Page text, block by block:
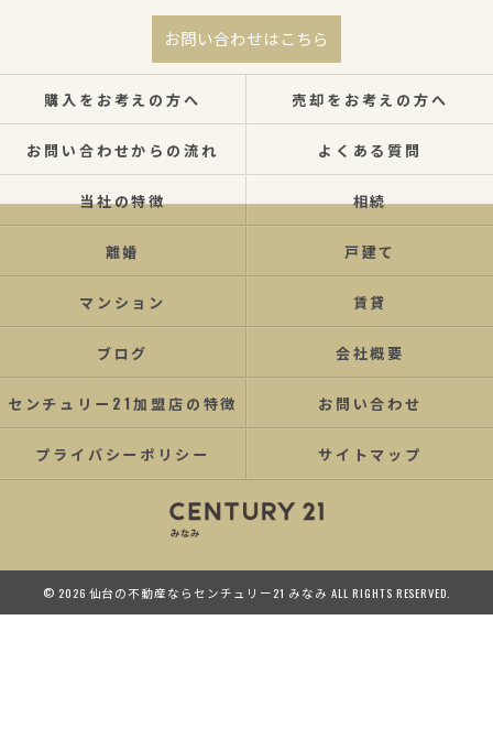
お問い合わせはこちら
購入をお考えの方へ 売却をお考えの方へ
お問い合わせからの流れ よくある質問
当社の特徴 相続
離婚 戸建て
マンション 賃貸
ブログ 会社概要
センチュリー21加盟店の特徴 お問い合わせ
プライバシーポリシー サイトマップ
© 2026 仙台の不動産ならセンチュリー21 みなみ ALL RIGHTS RESERVED.